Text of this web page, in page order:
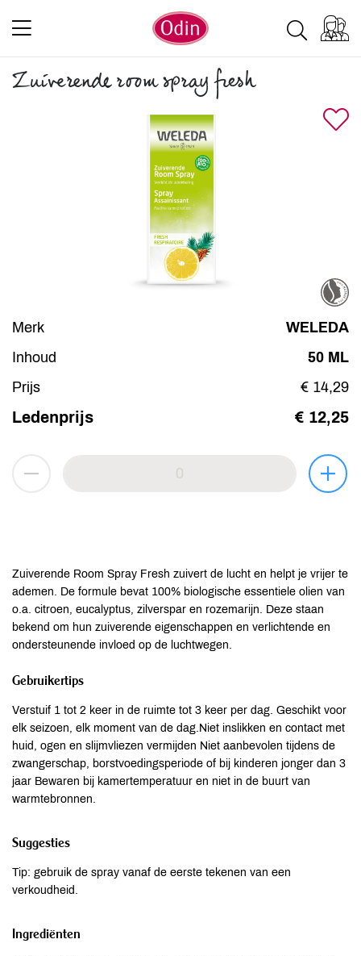
Zuiverende room spray fresh
Merk
WELEDA
Inhoud
50 ML
Prijs
€ 14,29
Ledenprijs € 12,25
Zuiverende Room Spray Fresh zuivert de lucht en helpt je vrijer te
ademen. De formule bevat 100% biologische essentiele olien van
o.a. citroen, eucalyptus, zilverspar en rozemarijn. Deze staan
bekend om hun zuiverende eigenschappen en verlichtende en
ondersteunende invloed op de luchtwegen.
Gebruikertips
Verstuif 1 tot 2 keer in de ruimte tot 3 keer per dag. Geschikt voor
elk seizoen, elk moment van de dag.Niet inslikken en contact met
huid, ogen en slijmvliezen vermijden Niet aanbevolen tijdens de
zwangerschap, borstvoedingsperiode of bij kinderen jonger dan 3
jaar Bewaren bij kamertemperatuur en niet in de buurt van
warmtebronnen.
Suggesties
Tip: gebruik de spray vanaf de eerste tekenen van een
verkoudheid.
Ingrediënten